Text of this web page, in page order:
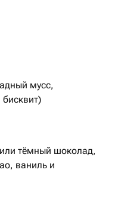
мусс,
тёмный шоколад,
ваниль и